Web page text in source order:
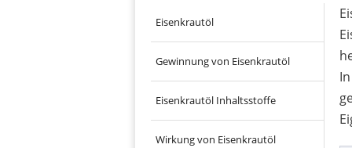
Eisenkrautöl
Gewinnung von Eisenkrautöl
Eisenkrautöl Inhaltsstoffe
Wirkung von Eisenkrautöl